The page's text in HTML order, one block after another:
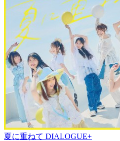
夏に重ねて DIALOGUE+